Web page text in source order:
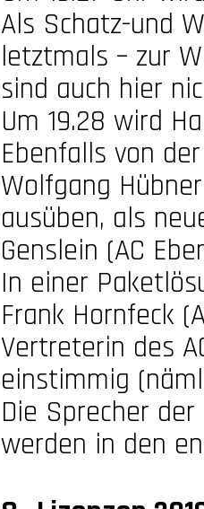
Als Schatz-und
letztmals – zur
sind auch hier
Um 19.28 wird
Ebenfalls von
Wolfgang
ausüben, als
Genslein (AC
In einer
Frank Hornfeck
Vertreterin des
einstimmig
Die Sprecher
werden in den